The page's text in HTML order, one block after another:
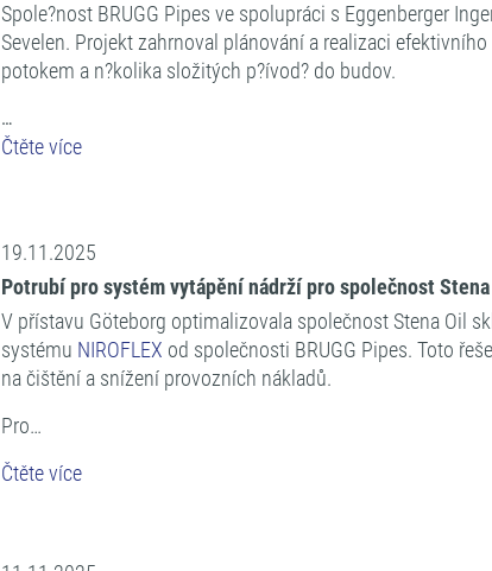
Spole?nost BRUGG Pipes ve spolupráci s Eggenberger
Sevelen. Projekt zahrnoval plánování a realizaci
potokem a n?kolika složitých p?ívod? do budov.
…
Čtěte více
19.11.2025
Potrubí pro systém vytápění nádrží pro společnost
V přístavu Göteborg optimalizovala společnost Stena Oil
systému NIROFLEX od společnosti BRUGG Pipes. Toto
na čištění a snížení provozních nákladů.
Pro…
Čtěte více